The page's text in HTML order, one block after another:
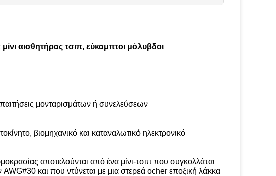
αισθητήρας τσιπ, εύκαμπτοι μόλυβδοι
μονταρισμάτων ή συνελεύσεων
βιομηχανικό και καταναλωτικό ηλεκτρονικό
αποτελούνται από ένα μίνι-τσιπ που συγκολλάται
AWG#30 και που ντύνεται με μια στερεά ocher εποξική λάκκα